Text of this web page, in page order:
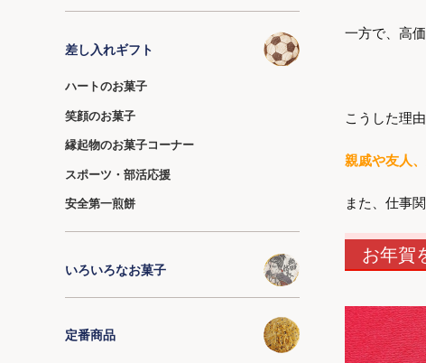
差し入れギフト
ハートのお菓子
笑顔のお菓子
縁起物のお菓子コーナー
スポーツ・部活応援
安全第一煎餅
いろいろなお菓子
定番商品
一方で、高
こうした理
親戚や友人
また、仕事
お年賀